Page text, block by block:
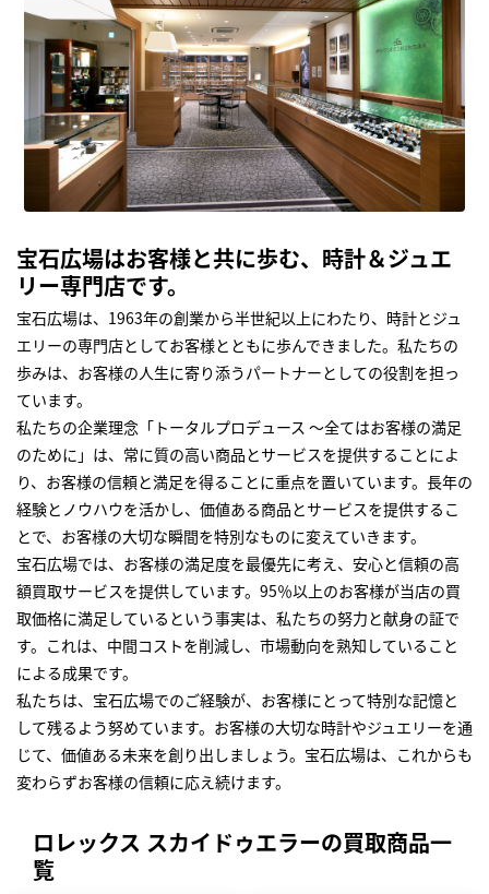
宝石広場はお客様と共に歩む、時計＆ジュエ
リー専門店です。
宝石広場は、1963年の創業から半世紀以上にわたり、時計とジュ
エリーの専門店としてお客様とともに歩んできました。私たちの
歩みは、お客様の人生に寄り添うパートナーとしての役割を担っ
ています。
私たちの企業理念「トータルプロデュース ～全てはお客様の満足
のために」は、常に質の高い商品とサービスを提供することによ
り、お客様の信頼と満足を得ることに重点を置いています。長年の
経験とノウハウを活かし、価値ある商品とサービスを提供するこ
とで、お客様の大切な瞬間を特別なものに変えていきます。
宝石広場では、お客様の満足度を最優先に考え、安心と信頼の高
額買取サービスを提供しています。95％以上のお客様が当店の買
取価格に満足しているという事実は、私たちの努力と献身の証で
す。これは、中間コストを削減し、市場動向を熟知していること
による成果です。
私たちは、宝石広場でのご経験が、お客様にとって特別な記憶と
して残るよう努めています。お客様の大切な時計やジュエリーを通
じて、価値ある未来を創り出しましょう。宝石広場は、これからも
変わらずお客様の信頼に応え続けます。
ロレックス スカイドゥエラーの買取商品一
覧